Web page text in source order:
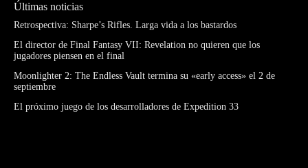
Últimas noticias
Retrospectiva: Sharpe’s Rifles. Larga vida a los bastardos
El director de Final Fantasy VII: Revelation no quieren que los
jugadores piensen en el final
Moonlighter 2: The Endless Vault termina su «early access» el 2 de
septiembre
El próximo juego de los desarrolladores de Expedition 33